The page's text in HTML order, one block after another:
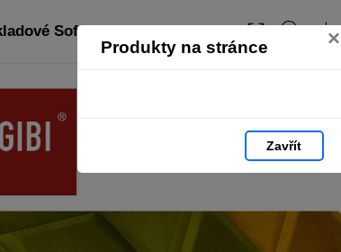
Produkty na stránce ×
Zavřít
Soft panely